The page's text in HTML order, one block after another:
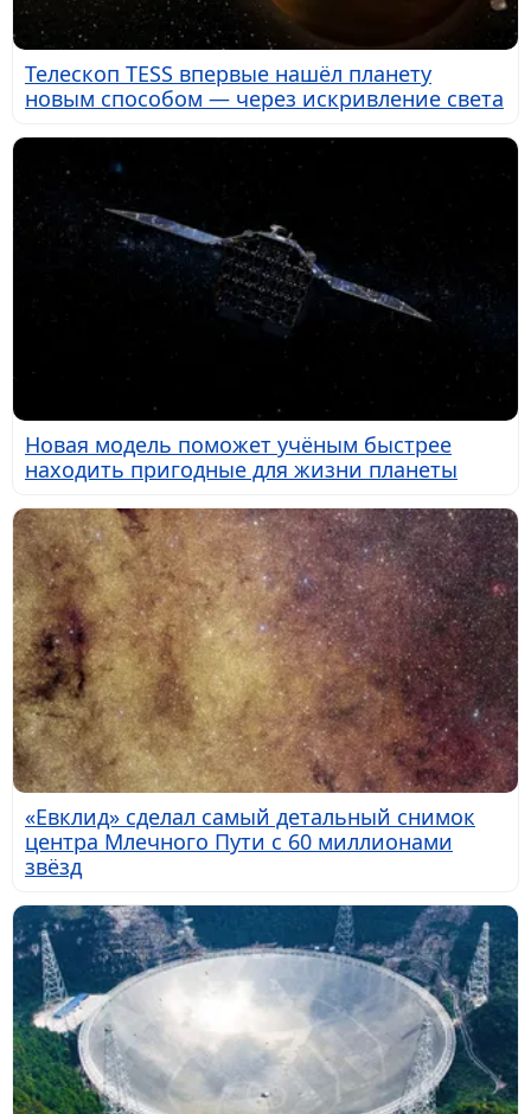
Телескоп TESS впервые нашёл планету
новым способом — через искривление света
Новая модель поможет учёным быстрее
находить пригодные для жизни планеты
«Евклид» сделал самый детальный снимок
центра Млечного Пути с 60 миллионами
звёзд